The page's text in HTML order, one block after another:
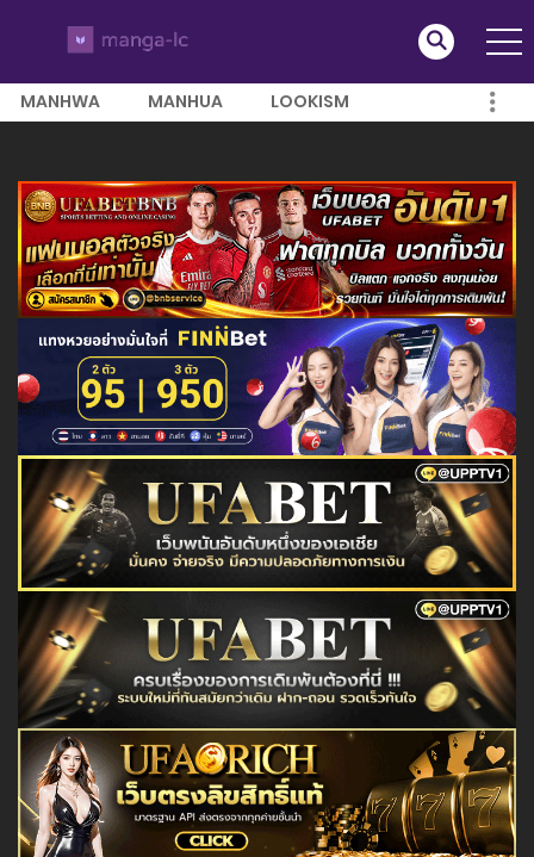
MANHWA MANHUA LOOKISM